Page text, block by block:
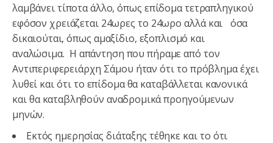
λαμβάνει τίποτα άλλο, όπως επίδομα τετραπληγικού
εφόσον χρειάζεται 24ωρες το 24ωρο αλλά και όσα
δικαιούται, όπως αμαξίδιο, εξοπλισμό και
αναλώσιμα. Η απάντηση που πήραμε από τον
Αντιπεριφερειάρχη Σάμου ήταν ότι το πρόβλημα έχει
λυθεί και ότι το επίδομα θα καταβάλλεται κανονικά
και θα καταβληθούν αναδρομικά προηγούμενων
μηνών.
Εκτός ημερησίας διάταξης τέθηκε και το ότι